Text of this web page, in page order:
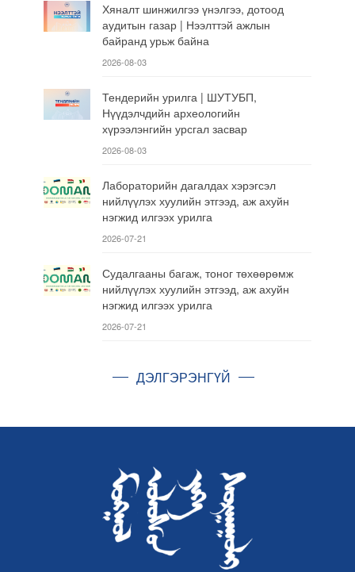
Хяналт шинжилгээ үнэлгээ, дотоод
аудитын газар | Нээлттэй ажлын
байранд урьж байна
2026-08-03
Тендерийн урилга | ШУТУБП,
Нүүдэлчдийн археологийн
хүрээлэнгийн урсгал засвар
2026-08-03
Лабораторийн дагалдах хэрэгсэл
нийлүүлэх хуулийн этгээд, аж ахуйн
нэгжид илгээх урилга
2026-07-21
Судалгааны багаж, тоног төхөөрөмж
нийлүүлэх хуулийн этгээд, аж ахуйн
нэгжид илгээх урилга
2026-07-21
ДЭЛГЭРЭНГҮЙ